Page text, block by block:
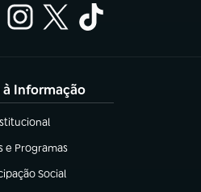
à Informação
em nova aba)
e Programas
nova aba)
Social
em nova aba)